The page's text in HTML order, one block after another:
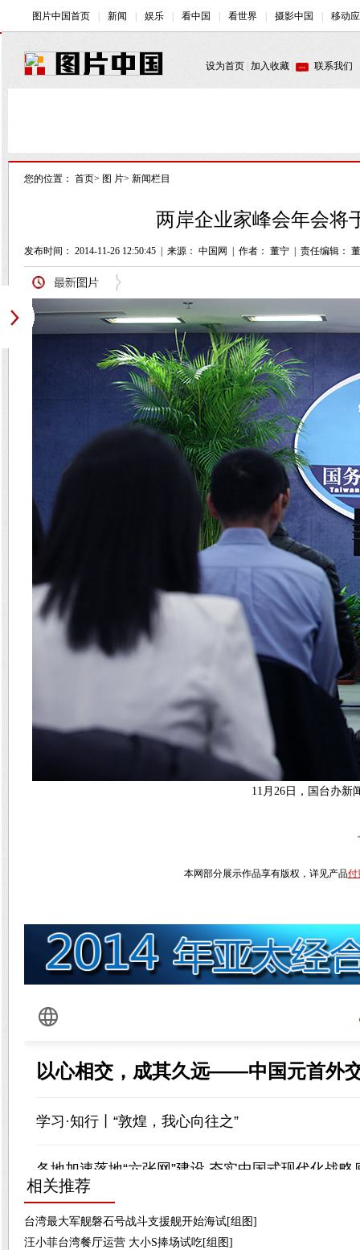
您的位置： 首页> 图 片> 新闻栏目
两岸企业家峰会年会将
发布时间： 2014-11-26 12:50:45 来源： 中国网 作者： 董宁 责任编辑：
11月26日，国台办新
本网部分展示作品享有版权，详见产品付
相关推荐
台湾最大军舰磐石号战斗支援舰开始海试[组图]
汪小菲台湾餐厅运营 大小S捧场试吃[组图]